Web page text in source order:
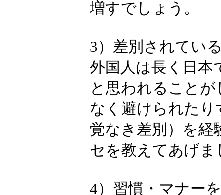
【日本語トー
1）日本語が
日本語で話す
話練習になり
2）日本社会